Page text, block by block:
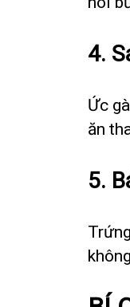
4.
Ức
ăn
5.